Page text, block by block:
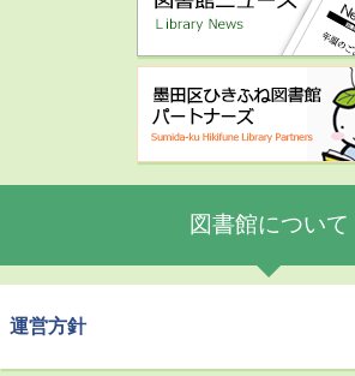
図書館について
運営方針